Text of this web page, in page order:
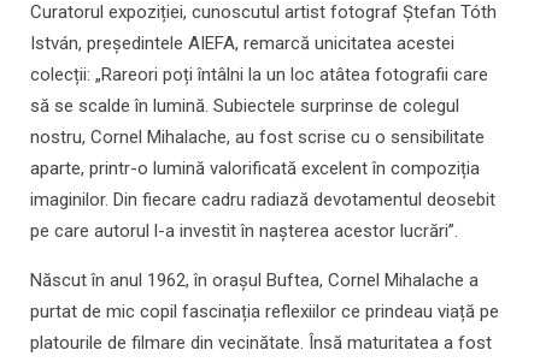
Curatorul expoziției, cunoscutul artist fotograf Ștefan Tóth
István, președintele AIEFA, remarcă unicitatea acestei
colecții: „Rareori poți întâlni la un loc atâtea fotografii care
să se scalde în lumină. Subiectele surprinse de colegul
nostru, Cornel Mihalache, au fost scrise cu o sensibilitate
aparte, printr-o lumină valorificată excelent în compoziția
imaginilor. Din fiecare cadru radiază devotamentul deosebit
pe care autorul l-a investit în nașterea acestor lucrări”.
Născut în anul 1962, în orașul Buftea, Cornel Mihalache a
purtat de mic copil fascinația reflexiilor ce prindeau viață pe
platourile de filmare din vecinătate. Însă maturitatea a fost